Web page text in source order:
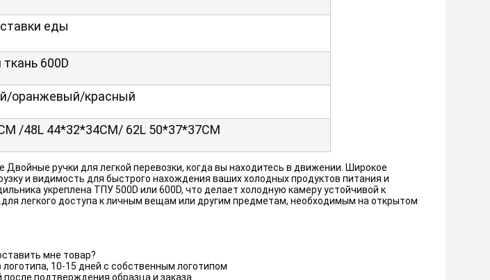
еды
600D
оранжевый/красный
/48L 44*32*34CM/ 62L 50*37*37CM
Двойные ручки для легкой перевозки, когда вы находитесь в движении. Широкое
и видимость для быстрого нахождения ваших холодных продуктов питания и
укреплена ТПУ 500D или 600D, что делает холодную камеру устойчивой к
легкого доступа к личным вещам или другим предметам, необходимым на открытом
мне товар?
10-15 дней с собственным логотипом
подтверждения образца и заказа.